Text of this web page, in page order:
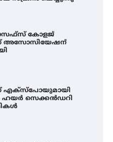
എക്സ്പോയുമായി
സെക്കൻഡറി
കവിതാസംഗമം
ചർച്ച കാട്ടൂർ, ടി. കെ.
16ന്